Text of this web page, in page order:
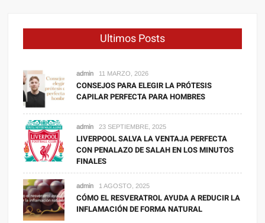
Ultimos Posts
admin 11 MARZO, 2026
CONSEJOS PARA ELEGIR LA PRÓTESIS
CAPILAR PERFECTA PARA HOMBRES
admin 23 SEPTIEMBRE, 2025
LIVERPOOL SALVA LA VENTAJA PERFECTA
CON PENALAZO DE SALAH EN LOS MINUTOS
FINALES
admin 1 AGOSTO, 2025
CÓMO EL RESVERATROL AYUDA A REDUCIR LA
INFLAMACIÓN DE FORMA NATURAL